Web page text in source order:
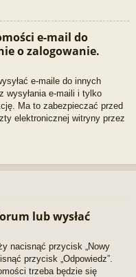
e-mail do
o zalogowanie.
e-maile do innych
wysyłania e-maili i tylko
Ma to zabezpieczać przed
elektronicznej witryny przez
lub wysłać
nacisnąć przycisk „Nowy
przycisk „Odpowiedz”.
trzeba będzie się